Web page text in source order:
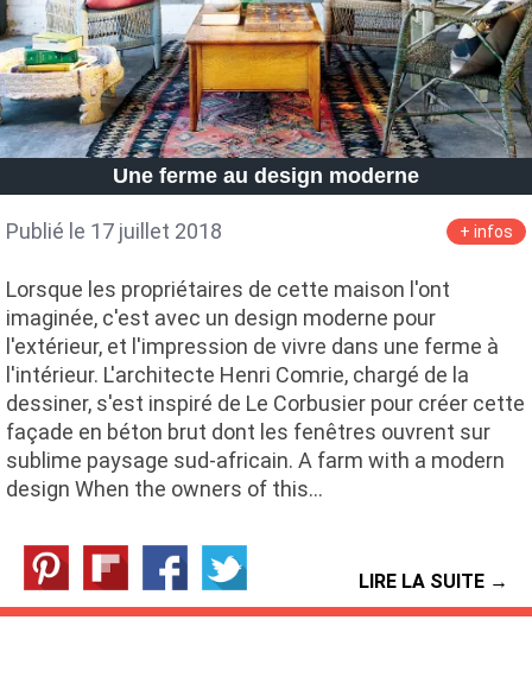
Une ferme au design moderne
Publié le 17 juillet 2018 + infos
Lorsque les propriétaires de cette maison l'ont
imaginée, c'est avec un design moderne pour
l'extérieur, et l'impression de vivre dans une ferme à
l'intérieur. L'architecte Henri Comrie, chargé de la
dessiner, s'est inspiré de Le Corbusier pour créer cette
façade en béton brut dont les fenêtres ouvrent sur
sublime paysage sud-africain. A farm with a modern
design When the owners of this…
LIRE LA SUITE →